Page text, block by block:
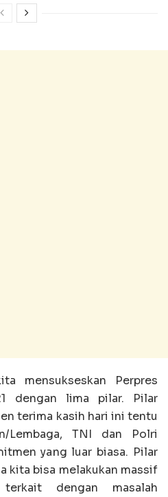
mensukseskan Perpres
dengan lima pilar. Pilar
terima kasih hari ini tentu
Lembaga, TNI dan Polri
yang luar biasa. Pilar
kita bisa melakukan massif
dengan masalah